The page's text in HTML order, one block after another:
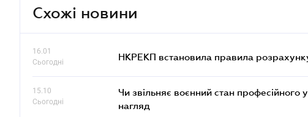
Схожі новини
16.01
Сьогодні
НКРЕКП встановила правила
15.10
Сьогодні
Чи звільняє воєнний стан
нагляд